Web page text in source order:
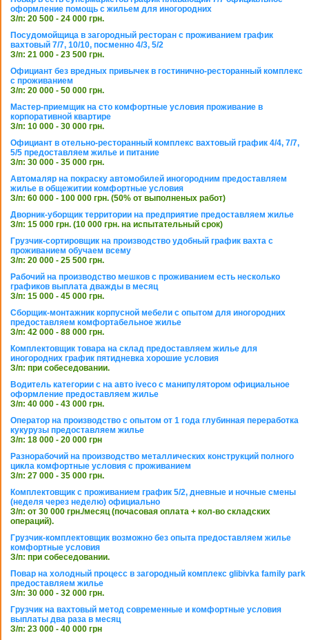
оформление помощь с жильем для иногородних
З/п: 20 500 - 24 000 грн.
Посудомойщица в загородный ресторан с проживанием график
вахтовый 7/7, 10/10, посменно 4/3, 5/2
З/п: 21 000 - 23 500 грн.
Официант без вредных привычек в гостинично-ресторанный комплекс
с проживанием
З/п: 20 000 - 50 000 грн.
Мастер-приемщик на сто комфортные условия проживание в
корпоративной квартире
З/п: 10 000 - 30 000 грн.
Официант в отельно-ресторанный комплекс вахтовый график 4/4, 7/7,
5/5 предоставляем жилье и питание
З/п: 30 000 - 35 000 грн.
Автомаляр на покраску автомобилей иногородним предоставляем
жилье в общежитии комфортные условия
З/п: 60 000 - 100 000 грн. (50% от выполненых работ)
Дворник-уборщик территории на предприятие предоставляем жилье
З/п: 15 000 грн. (10 000 грн. на испытательный срок)
Грузчик-сортировщик на производство удобный график вахта с
проживанием обучаем всему
З/п: 20 000 - 25 500 грн.
Рабочий на производство мешков с проживанием есть несколько
графиков выплата дважды в месяц
З/п: 15 000 - 45 000 грн.
Сборщик-монтажник корпусной мебели с опытом для иногородних
предоставляем комфортабельное жилье
З/п: 42 000 - 88 000 грн.
Комплектовщик товара на склад предоставляем жилье для
иногородних график пятидневка хорошие условия
З/п: при собеседовании.
Водитель категории с на авто iveco с манипулятором официальное
оформление предоставляем жилье
З/п: 40 000 - 43 000 грн.
Оператор на производство с опытом от 1 года глубинная переработка
кукурузы предоставляем жилье
З/п: 18 000 - 20 000 грн
Разнорабочий на производство металлических конструкций полного
цикла комфортные условия с проживанием
З/п: 27 000 - 35 000 грн.
Комплектовщик с проживанием график 5/2, дневные и ночные смены
(неделя через неделю) официально
З/п: от 30 000 грн./месяц (почасовая оплата + кол-во складских
операций).
Грузчик-комплектовщик возможно без опыта предоставляем жилье
комфортные условия
З/п: при собеседовании.
Повар на холодный процесс в загородный комплекс glibivka family park
предоставляем жилье
З/п: 30 000 - 32 000 грн.
Грузчик на вахтовый метод современные и комфортные условия
выплаты два раза в месяц
З/п: 23 000 - 40 000 грн